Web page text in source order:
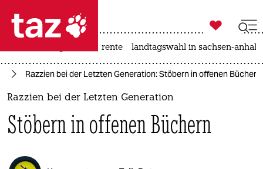
 taz zahl ich
taz zahl ich
politik
öko

taz zahl ich
rente landtagswahl in sachsen-anhalt
Razzien bei der Letzten Generation: Stöbern in offenen Büchern
Razzien bei der Letzten Generation
Stöbern in offenen Büchern